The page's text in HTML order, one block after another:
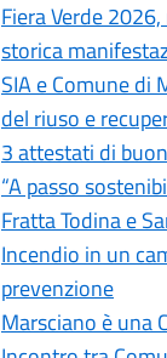
Fiera Verde
storica
SIA e Comune di
del riuso e
3 attestati di
“A passo
Fratta Todina e
Incendio in un
prevenzione
Marsciano è una